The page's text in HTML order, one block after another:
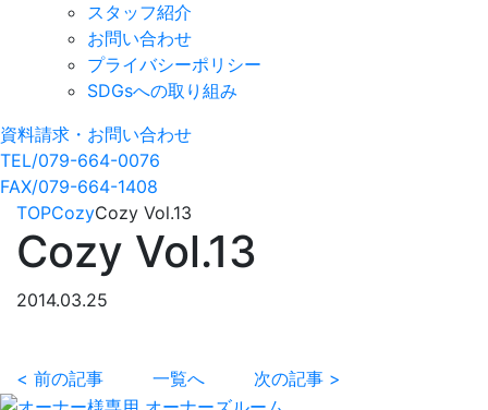
スタッフ紹介
お問い合わせ
プライバシーポリシー
SDGsへの取り組み
資料請求・お問い合わせ
TEL/079-664-0076
FAX/079-664-1408
TOPCozyCozy Vol.13
Cozy Vol.13
2014.03.25
< 前の記事 一覧へ 次の記事 >